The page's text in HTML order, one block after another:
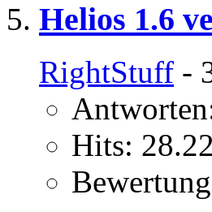
Helios 1.6
RightStuff -
Hits: